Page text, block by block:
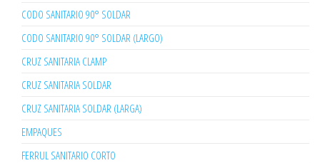
CODO SANITARIO 90° SOLDAR
CODO SANITARIO 90° SOLDAR (LARGO)
CRUZ SANITARIA CLAMP
CRUZ SANITARIA SOLDAR
CRUZ SANITARIA SOLDAR (LARGA)
EMPAQUES
FERRUL SANITARIO CORTO